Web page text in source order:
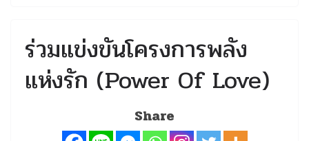
ร่วมแข่งขันโครงการพลัง
แห่งรัก (Power Of Love)
Share